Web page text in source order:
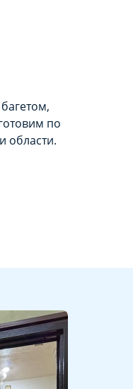
по
области.